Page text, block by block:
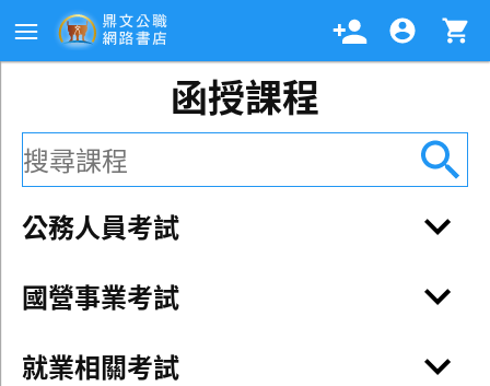
函授課程
公務人員考試
國營事業考試
就業相關考試